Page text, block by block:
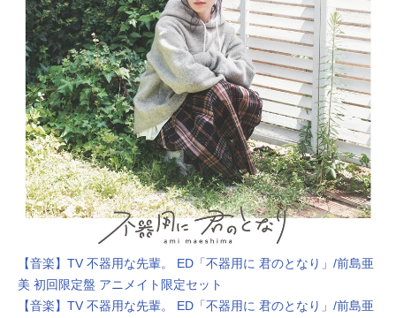
【音楽】TV 不器用な先輩。 ED「不器用に 君のとなり」/前島亜
美 初回限定盤 アニメイト限定セット
【音楽】TV 不器用な先輩。 ED「不器用に 君のとなり」/前島亜